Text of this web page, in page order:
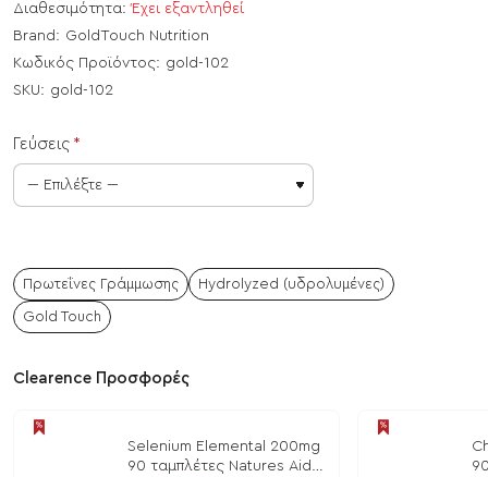
Διαθεσιμότητα: Έχει εξαντληθεί
Brand: GoldTouch Nutrition
Κωδικός Προϊόντος: gold-102
SKU: gold-102
Γεύσεις
Πρωτεΐνες Γράμμωσης Hydrolyzed (υδρολυμένες)
Gold Touch
Clearence Προσφορές
Selenium Elemental 200mg
90 ταμπλέτες Natures Aid